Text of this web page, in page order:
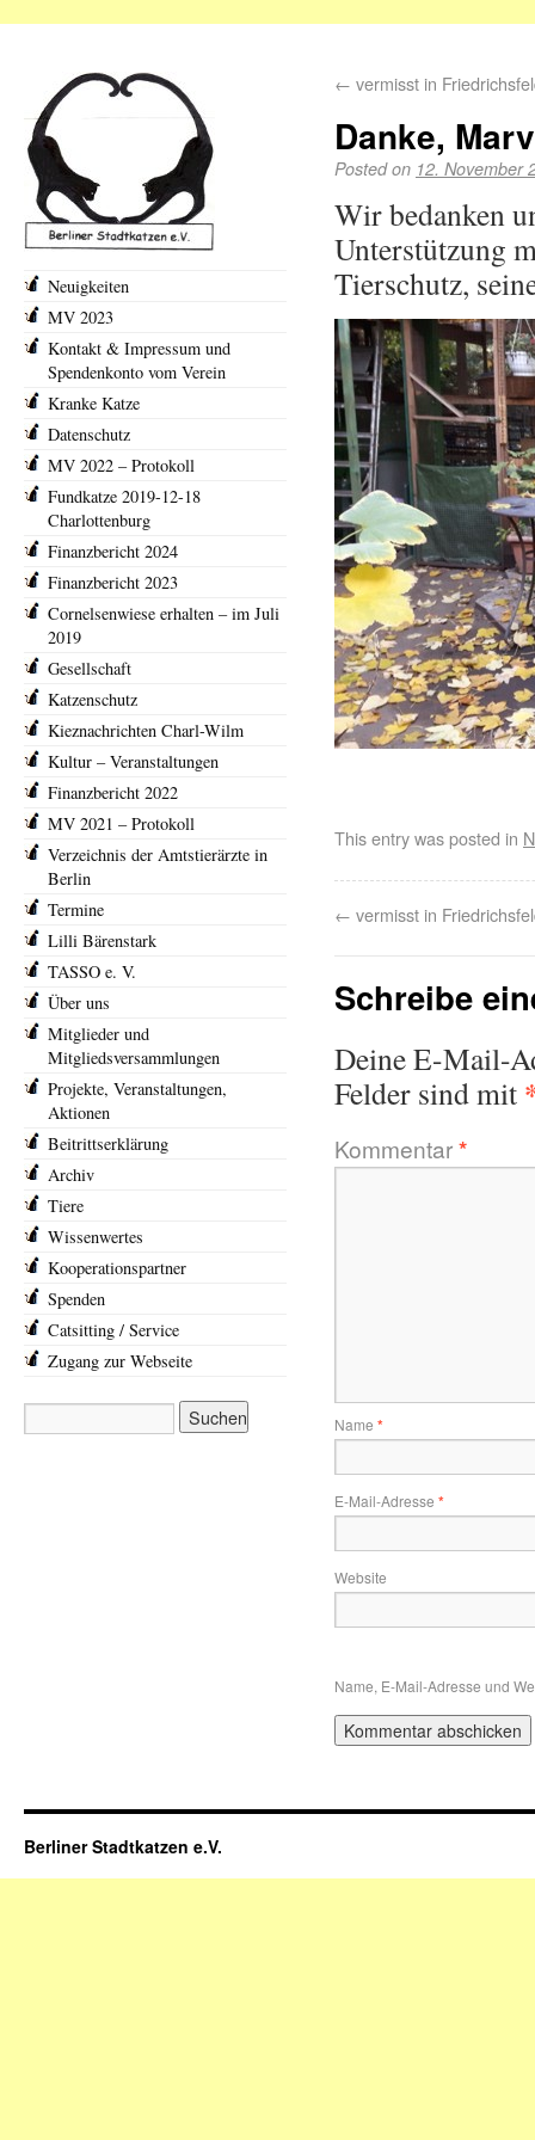
← vermisst in
Danke,
Posted on 12. November
Wir bedanken
Unterstützung
Tierschutz,
This entry was posted in
← vermisst in
Schreibe
Deine E-Mail-
Felder sind mit
Kommentar*
Name *
E-Mail-Adresse *
Website
Name, E-Mail-Adresse und
Neuigkeiten
MV 2023
Kontakt & Impressum und
Spendenkonto vom Verein
Kranke Katze
Datenschutz
MV 2022 – Protokoll
Fundkatze 2019-12-18
Charlottenburg
Finanzbericht 2024
Finanzbericht 2023
Cornelsenwiese erhalten – im Juli
2019
Gesellschaft
Katzenschutz
Kieznachrichten Charl-Wilm
Kultur – Veranstaltungen
Finanzbericht 2022
MV 2021 – Protokoll
Verzeichnis der Amtstierärzte in
Berlin
Termine
Lilli Bärenstark
TASSO e. V.
Über uns
Mitglieder und
Mitgliedsversammlungen
Projekte, Veranstaltungen,
Aktionen
Beitrittserklärung
Archiv
Tiere
Wissenwertes
Kooperationspartner
Spenden
Catsitting / Service
Zugang zur Webseite
Berliner Stadtkatzen e.V.